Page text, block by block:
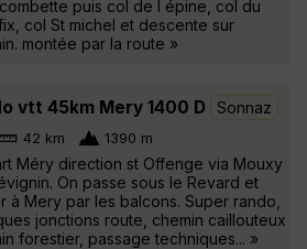
puis col de l épine, col du
col St michel et descente sur
montée par la route »
vtt 45km Mery 1400 D Sonnaz
42 km 1390 m
Méry direction st Offenge via Mouxy
On passe sous le Revard et
à Mery par les balcons. Super rando,
jonctions route, chemin caillouteux
forestier, passage techniques... »